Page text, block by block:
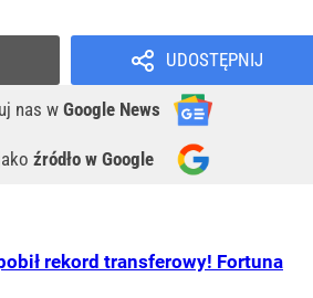
UDOSTĘPNIJ
nas w Google News
źródło w Google
rekord transferowy! Fortuna